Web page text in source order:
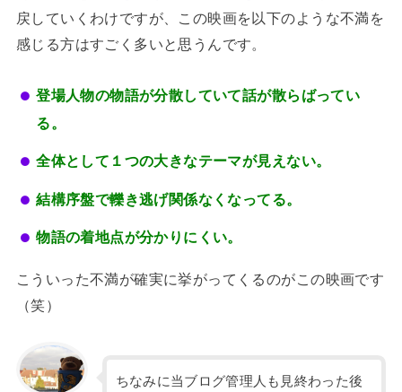
戻していくわけですが、この映画を以下のような不満を
感じる方はすごく多いと思うんです。
登場人物の物語が分散していて話が散らばってい
る。
全体として１つの大きなテーマが見えない。
結構序盤で轢き逃げ関係なくなってる。
物語の着地点が分かりにくい。
こういった不満が確実に挙がってくるのがこの映画です
（笑）
ちなみに当ブログ管理人も見終わった後